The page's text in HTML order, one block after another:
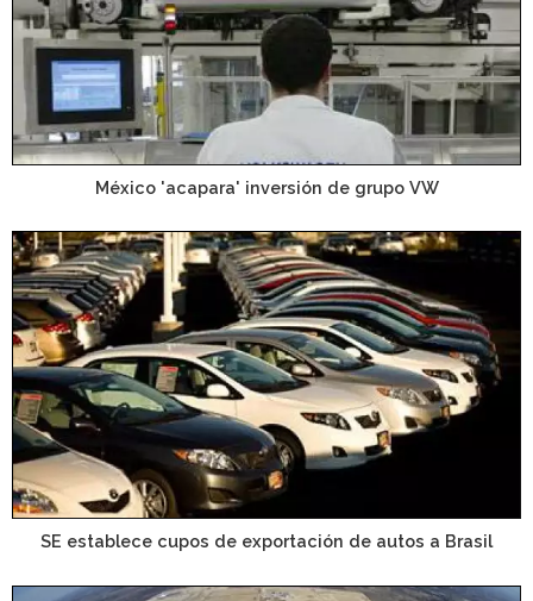
México 'acapara' inversión de grupo VW
SE establece cupos de exportación de autos a Brasil